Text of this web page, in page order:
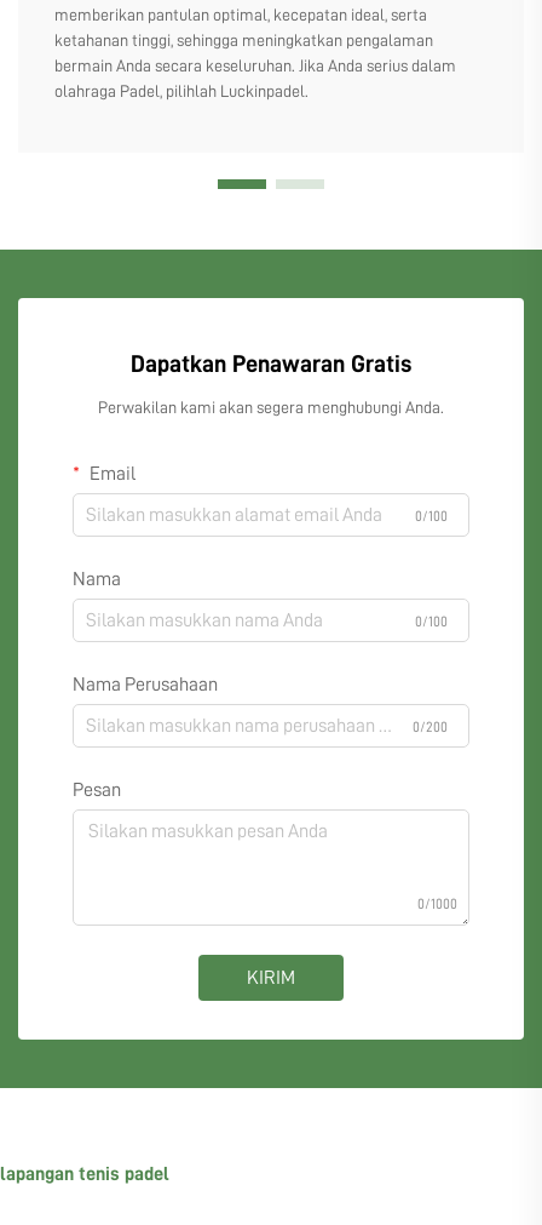
memberikan pantulan optimal, kecepatan ideal, serta
ketahanan tinggi, sehingga meningkatkan pengalaman
bermain Anda secara keseluruhan. Jika Anda serius dalam
olahraga Padel, pilihlah Luckinpadel.
Dapatkan Penawaran Gratis
Perwakilan kami akan segera menghubungi Anda.
Email
0/100
Nama
0/100
Nama Perusahaan
0/200
Pesan
0/1000
KIRIM
lapangan tenis padel